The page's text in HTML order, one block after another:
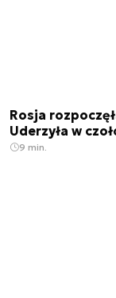
Rosja
Uderzyła w
9 min.